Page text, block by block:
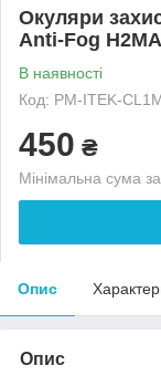
Окуляри
Anti-Fog
В наявності
Код: PM-ITEK-
450 ₴
Мінімальна сума
Опис
Опис